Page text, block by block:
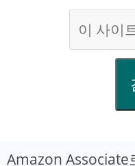
Amazon Associate